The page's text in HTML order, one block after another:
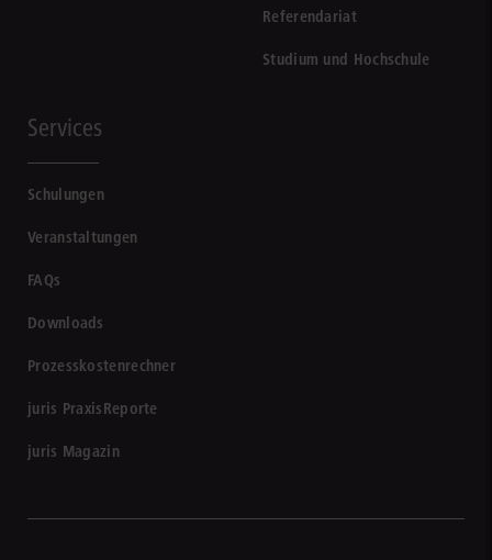
Referendariat
Studium und Hochschule
Services
Schulungen
Veranstaltungen
FAQs
Downloads
Prozesskostenrechner
juris PraxisReporte
juris Magazin